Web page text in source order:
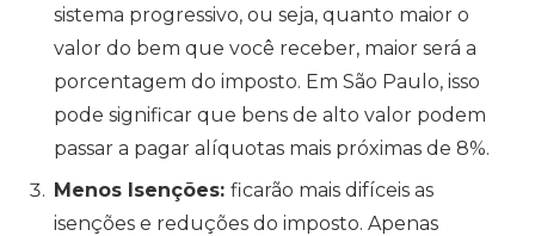
sistema progressivo, ou seja, quanto maior o
valor do bem que você receber, maior será a
porcentagem do imposto. Em São Paulo, isso
pode significar que bens de alto valor podem
passar a pagar alíquotas mais próximas de 8%.
Menos Isenções: ficarão mais difíceis as
isenções e reduções do imposto. Apenas